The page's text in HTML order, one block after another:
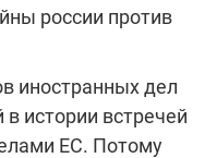
россии против
иностранных дел
истории встречей
ЕС. Потому